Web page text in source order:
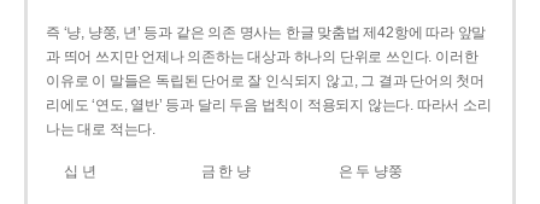
즉 ‘냥, 냥쭝, 년’ 등과 같은 의존 명사는 한글 맞춤법 제42항에 따라 앞말
과 띄어 쓰지만 언제나 의존하는 대상과 하나의 단위로 쓰인다. 이러한
이유로 이 말들은 독립된 단어로 잘 인식되지 않고, 그 결과 단어의 첫머
리에도 ‘연도, 열반’ 등과 달리 두음 법칙이 적용되지 않는다. 따라서 소리
나는 대로 적는다.
십 년 금 한 냥 은 두 냥쭝